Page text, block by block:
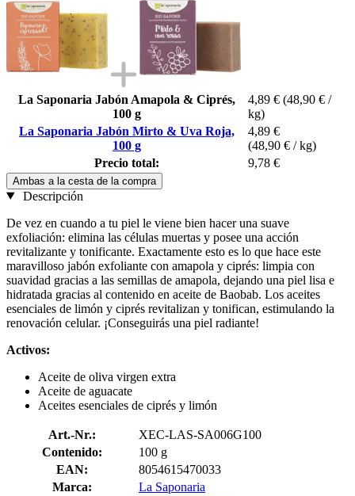
La Saponaria Jabón Amapola & Ciprés,
100 g
4,89 € (48,90 € /
kg)
La Saponaria Jabón Mirto & Uva Roja,
100 g
4,89 €
(48,90 € / kg)
Precio total:
9,78 €
Ambas a la cesta de la compra
Descripción
De vez en cuando a tu piel le viene bien hacer una suave
exfoliación: elimina las células muertas y posee una acción
revitalizante y tonificante. Exactamente esto es lo que hace este
maravilloso jabón exfoliante con amapola y ciprés: limpia con
suavidad gracias a las semillas de amapola, dejando una piel lisa e
hidratada gracias al contenido en aceite de Baobab. Los aceites
esenciales de limón y ciprés revitalizan y tonifican, estimulando la
renovación celular. ¡Conseguirás una piel radiante!
Activos:
Aceite de oliva virgen extra
Aceite de aguacate
Aceites esenciales de ciprés y limón
Art.-Nr.:
XEC-LAS-SA006G100
Contenido:
100 g
EAN:
8054615470033
Marca:
La Saponaria